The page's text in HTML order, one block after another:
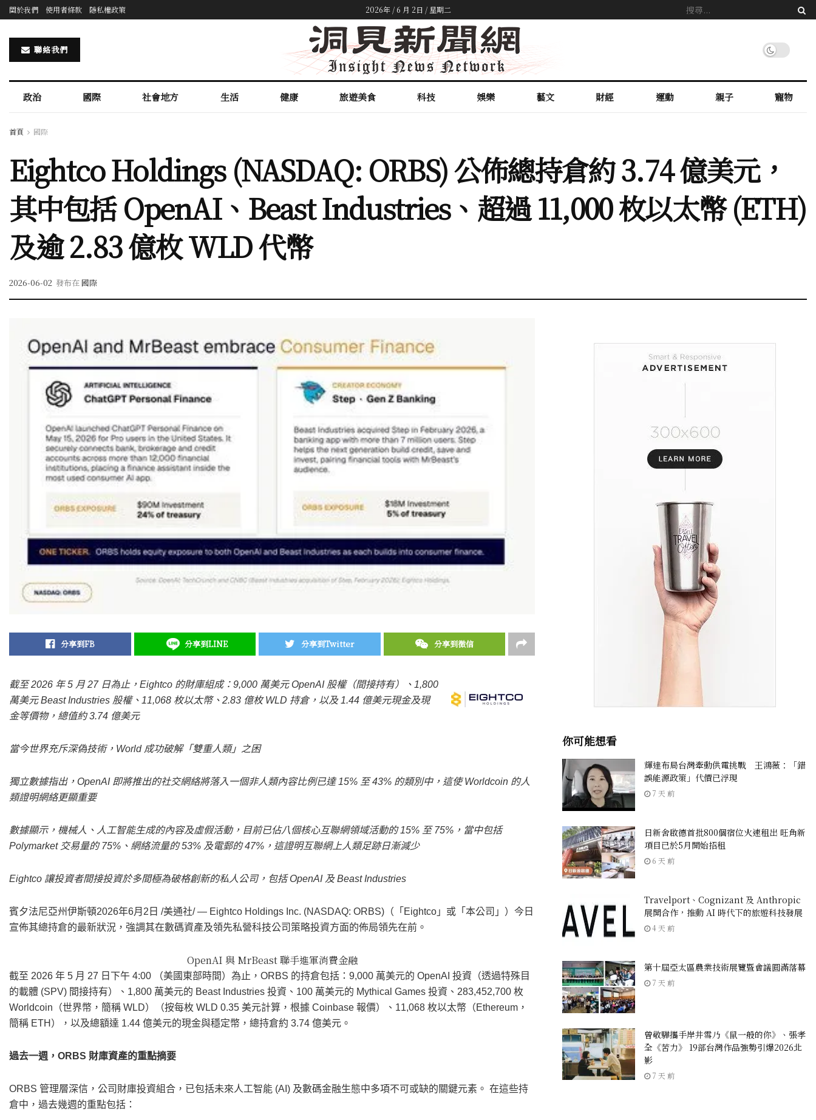
關於我們 使用者條款 隱私權政策 2026年 / 6 月 2日 / 星期二
聯絡我們
政治 國際 社會地方 生活 健康 旅遊美食 科技 娛樂 藝文 財經 運動 親子 寵物
首頁 國際
Eightco Holdings (NASDAQ: ORBS) 公佈總持倉約 3.74 億美元，
其中包括 OpenAI、Beast Industries、超過 11,000 枚以太幣 (ETH)
及逾 2.83 億枚 WLD 代幣
2026-06-02 發布在 國際
分享到FB 分享到LINE 分享到Twitter 分享到微信
截至 2026 年 5 月 27 日為止，Eightco 的財庫組成：9,000 萬美元 OpenAI 股權（間接持有）、1,800
萬美元 Beast Industries 股權、11,068 枚以太幣、2.83 億枚 WLD 持倉，以及 1.44 億美元現金及現
金等價物，總值約 3.74 億美元
當今世界充斥深偽技術，World 成功破解「雙重人類」之困
獨立數據指出，OpenAI 即將推出的社交網絡將落入一個非人類內容比例已達 15% 至 43% 的類別中，這使 Worldcoin 的人
類證明網絡更顯重要
數據顯示，機械人、人工智能生成的內容及虛假活動，目前已佔八個核心互聯網領域活動的 15% 至 75%，當中包括
Polymarket 交易量的 75%、網絡流量的 53% 及電郵的 47%，這證明互聯網上人類足跡日漸減少
Eightco 讓投資者間接投資於多間極為破格創新的私人公司，包括 OpenAI 及 Beast Industries
賓夕法尼亞州伊斯頓2026年6月2日 /美通社/ — Eightco Holdings Inc. (NASDAQ: ORBS)（「Eightco」或「本公司」）今日
宣佈其總持倉的最新狀況，強調其在數碼資產及領先私營科技公司策略投資方面的佈局領先在前。
OpenAI 與 MrBeast 聯手進軍消費金融
截至 2026 年 5 月 27 日下午 4:00 （美國東部時間）為止，ORBS 的持倉包括：9,000 萬美元的 OpenAI 投資（透過特殊目
的載體 (SPV) 間接持有）、1,800 萬美元的 Beast Industries 投資、100 萬美元的 Mythical Games 投資、283,452,700 枚
Worldcoin（世界幣，簡稱 WLD）（按每枚 WLD 0.35 美元計算，根據 Coinbase 報價）、11,068 枚以太幣（Ethereum，
簡稱 ETH），以及總額達 1.44 億美元的現金與穩定幣，總持倉約 3.74 億美元。
過去一週，ORBS 財庫資產的重點摘要
ORBS 管理層深信，公司財庫投資組合，已包括未來人工智能 (AI) 及數碼金融生態中多項不可或缺的關鍵元素。 在這些持
倉中，過去幾週的重點包括：
你可能想看
輝達布局台灣牽動供電挑戰 王鴻薇：「錯
誤能源政策」代價已浮現
7 天 前
日新舍啟德首批800個宿位火速租出 旺角新
項目已於5月開始招租
6 天 前
Travelport、Cognizant 及 Anthropic
展開合作，推動 AI 時代下的旅遊科技發展
4 天 前
第十屆亞太區農業技術展覽暨會議圓滿落幕
7 天 前
曾敬驊攜手岸井雪乃《鼠一般的你》、張孝
全《苦力》 19部台灣作品強勢引爆2026北
影
7 天 前